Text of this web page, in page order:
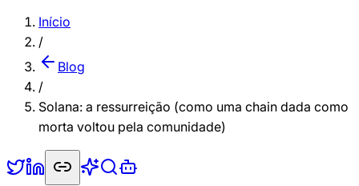
Início
/
Blog
/
Solana: a ressurreição (como uma chain dada como
morta voltou pela comunidade)